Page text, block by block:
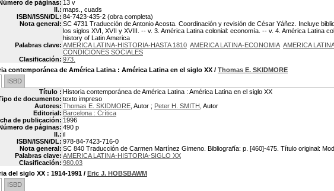
de páginas: 13 v
Il.: maps., cuads
ISBN/ISSN/DL: 84-7423-435-2 (obra completa)
Nota general: SC 4731 Traducción de Antonio Acosta. Coordinación y revisión de César Yáñez. Incluye
los siglos XVI, XVII y XVIII. -- v. 3. América Latina colonial: economía. -- v. 4. América Latina
history of Latin America
Palabras clave: AMERICA LATINA-HISTORIA-HASTA 1810 AMERICA LATINA-ECONOMIA AMERICA
CONDICIONES SOCIALES
Clasificación: 973.
contemporánea de América Latina : América Latina en el siglo XX / Thomas E. SKIDMORE
ISBD
Título : Historia contemporánea de América Latina : América Latina en el siglo XX
de documento: texto impreso
Autores: Thomas E. SKIDMORE , Autor ; Peter H. SMITH , Autor
Editorial: Barcelona : Crítica
de publicación: 1996
de páginas: 490 p
Il.: il
ISBN/ISSN/DL: 978-84-7423-716-0
Nota general: SC 840 Traducción de Carmen Martínez Gimeno. Bibliografía: p. [460]-475. Título original:
Palabras clave: AMERICA LATINA-HISTORIA-SIGLO XX
Clasificación: 980.03
del siglo XX : 1914-1991 / Eric J. HOBSBAWM
ISBD